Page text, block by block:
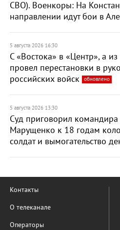
СВО). Военкоры: На
направлении идут бои в
5 августа 2026 16:30
С «Востока» в «Центр», а
провел перестановки в
российских войск
обновлено
5 августа 2026 13:30
Суд приговорил
Марущенко к 18 годам
солдат и вымогательство
Контакты
О телеканале
Операторы